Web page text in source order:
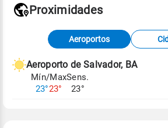
Fonte: dados combinados de
meteorológicas e satélite do
de Tempo e Estudos Climáticos
Para obter mais informações
Proximidades
Aeroportos
Aeroporto de Salvador, BA
Mín/Max
23°23°
Sens.
23°